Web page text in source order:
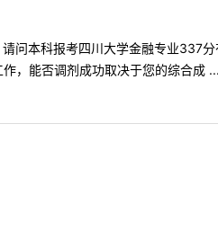
本科报考四川大学金融专业337
，能否调剂成功取决于您的综合成 ...